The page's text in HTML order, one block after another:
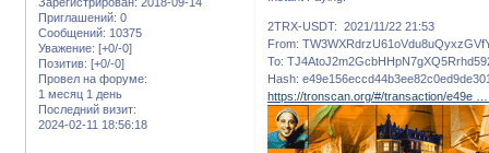
Приглашений: 0
Сообщений: 10375
Уважение: [+0/-0]
Позитив: [+0/-0]
Провел на форуме:
1 месяц 1 день
Последний визит:
2024-02-11 18:56:18
2TRX-USDT: 2021/11/22 21:53
From:
To:
Hash:
https://tronscan.org/#/transaction/e49e